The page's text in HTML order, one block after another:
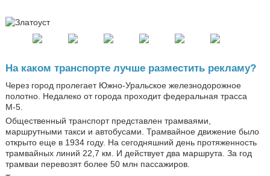
На каком транспорте лучше разместить рекламу?
Через город пролегает Южно-Уральское железнодорожное
полотно. Недалеко от города проходит федеральная трасса
М-5.
Общественный транспорт представлен трамваями,
маршрутными такси и автобусами. Трамвайное движение было
открыто еще в 1934 году. На сегодняшний день протяженность
трамвайных линий 22,7 км. И действует два маршрута. За год
трамваи перевозят более 50 млн пассажиров.